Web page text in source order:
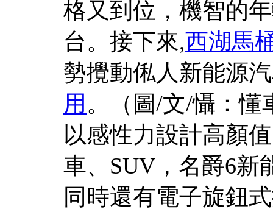
格又到位，機智的
台。接下來,西湖馬
勢攪動俬人新能源
用 。（圖/文/懾：懂
以感性力設計高顏
車、SUV，名爵6新
同時還有電子旋鈕